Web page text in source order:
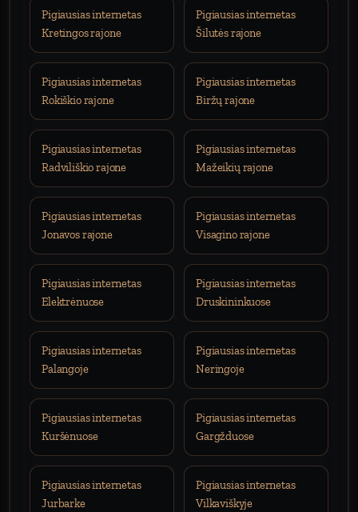
Pigiausias internetas
Kretingos rajone
Pigiausias internetas
Šilutės rajone
Pigiausias internetas
Rokiškio rajone
Pigiausias internetas
Biržų rajone
Pigiausias internetas
Radviliškio rajone
Pigiausias internetas
Mažeikių rajone
Pigiausias internetas
Jonavos rajone
Pigiausias internetas
Visagino rajone
Pigiausias internetas
Elektrėnuose
Pigiausias internetas
Druskininkuose
Pigiausias internetas
Palangoje
Pigiausias internetas
Neringoje
Pigiausias internetas
Kuršėnuose
Pigiausias internetas
Gargžduose
Pigiausias internetas
Jurbarke
Pigiausias internetas
Vilkaviškyje